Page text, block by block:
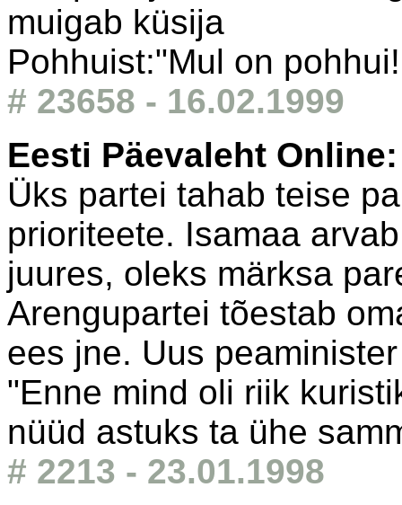
muigab küsija
Pohhuist:"Mul on pohhui!
# 23658 - 16.02.1999
Eesti Päevaleht
Üks partei tahab teise
prioriteete. Isamaa
juures, oleks märksa
Arengupartei tõestab
ees jne. Uus
"Enne mind oli riik
nüüd astuks ta ühe
# 2213 - 23.01.1998